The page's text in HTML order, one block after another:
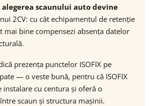
alegerea scaunului auto devine
2CV: cu cât echipamentul de retenție
mai bine compensezi absența datelor
prezența punctelor ISOFIX pe
— o veste bună, pentru că ISOFIX
cu centura și oferă o
scaun și structura mașinii.